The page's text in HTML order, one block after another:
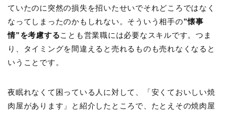
ていたのに突然の損失を招いたせいでそれどころではなく
なってしまったのかもしれない。そういう相手の”懐事
情”を考慮することも営業職には必要なスキルです。つま
り、タイミングを間違えると売れるものも売れなくなると
いうことです。
夜眠れなくて困っている人に対して、「安くておいしい焼
肉屋があります」と紹介したところで、たとえその焼肉屋